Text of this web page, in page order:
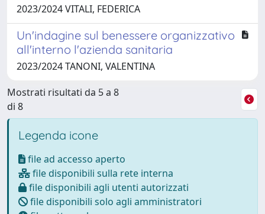
2023/2024 VITALI, FEDERICA
Un'indagine sul benessere organizzativo
all'interno l'azienda sanitaria
2023/2024 TANONI, VALENTINA
Mostrati risultati da 5 a 8
di 8
Legenda icone
file ad accesso aperto
file disponibili sulla rete interna
file disponibili agli utenti autorizzati
file disponibili solo agli amministratori